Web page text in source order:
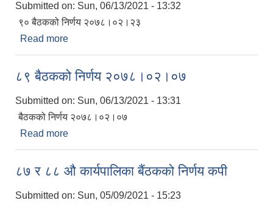
Submitted on: Sun, 06/13/2021 - 13:32
९० बैठकको निर्णय २०७८।०२।२३
Read more
८९ बैठकको निर्णय २०७८।०२।०७
Submitted on: Sun, 06/13/2021 - 13:31
बैठकको निर्णय २०७८।०२।०७
Read more
८७ र ८८ औ कार्यपालिका बैंठकको निर्णय कपी
Submitted on: Sun, 05/09/2021 - 15:23